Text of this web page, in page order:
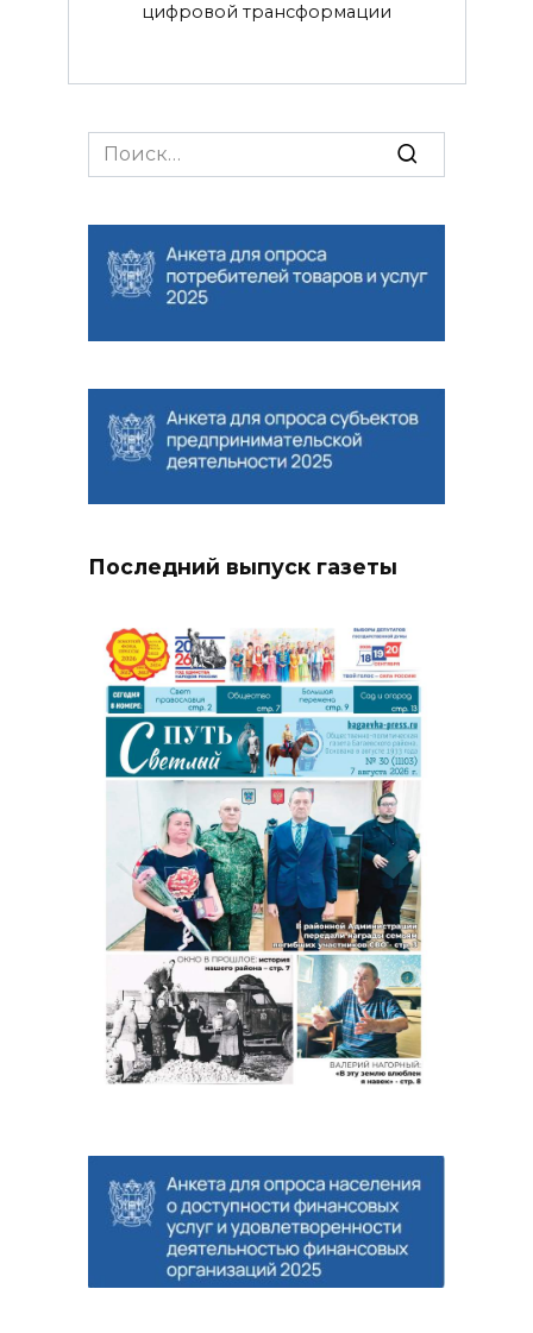
цифровой трансформации
Search
for:
Последний выпуск газеты